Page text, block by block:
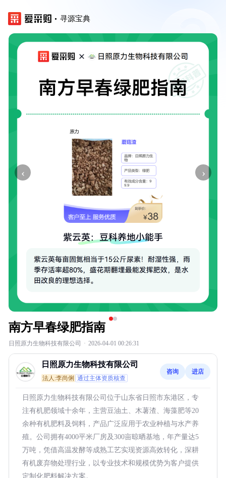
寻源宝典
‹ ›
南方早春绿肥指南
日照原力生物科技有限公司 · 2026-04-01 00:26:31
日照原力生物科技有限公司
法人:李尚俐 通过主体资质核查
咨询 进店
日照原力生物科技有限公司位于山东省日照市东港区，专
注有机肥领域十余年，主营豆油土、木薯渣、海藻肥等20
余种有机肥料及饲料，产品广泛应用于农业种植与水产养
殖。公司拥有4000平米厂房及300亩晾晒基地，年产量达5
万吨，凭借高温发酵等成熟工艺实现资源高效转化，深耕
有机废弃物处理行业，以专业技术和规模优势为客户提供
定制化肥料解决方案。